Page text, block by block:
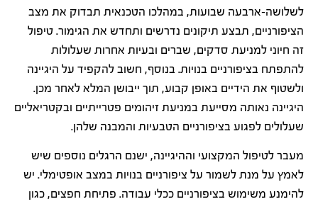
לשלושה-ארבעה שבועות, במהלכו הטכנאית תבדוק את מצב
הציפורניים, תבצע תיקונים נדרשים ותחדש את הגימור. טיפול
זה חיוני למניעת סדקים, שברים ובעיות אחרות שעלולות
להתפתח בציפורניים בנויות. בנוסף, חשוב להקפיד על היגיינה
ולשטוף את הידיים באופן קבוע, תוך ייבושן המלא לאחר מכן.
היגיינה נאותה מסייעת במניעת זיהומים פטרייתיים ובקטריאליים
שעלולים לפגוע בציפורניים הטבעיות והמבנה שלהן.
מעבר לטיפול המקצועי וההיגיינה, ישנם הרגלים נוספים שיש
לאמץ על מנת לשמור על ציפורניים בנויות במצב אופטימלי. יש
להימנע משימוש בציפורניים ככלי עבודה. פתיחת חפצים, כגון